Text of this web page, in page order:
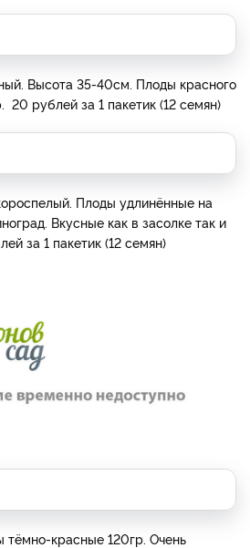
Высота 35-40см. Плоды красного
20 рублей за 1 пакетик (12 семян)
Плоды удлинённые на
Вкусные как в засолке так и
за 1 пакетик (12 семян)
красные 120гр. Очень